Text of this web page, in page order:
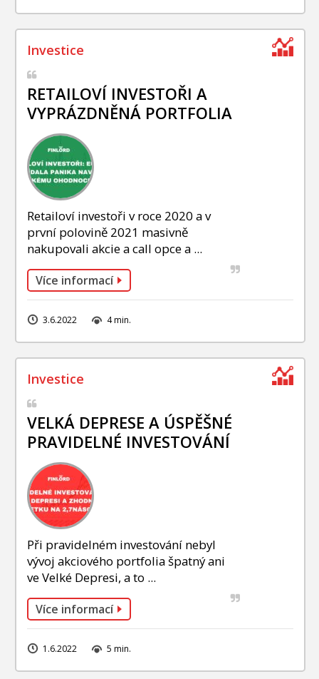
RETAILOVÍ INVESTOŘI A
VYPRÁZDNĚNÁ PORTFOLIA
Retailoví investoři v roce 2020 a v
první polovině 2021 masivně
nakupovali akcie a call opce a ...
Více informací
3.6.2022 4 min.
VELKÁ DEPRESE A ÚSPĚŠNÉ
PRAVIDELNÉ INVESTOVÁNÍ
Při pravidelném investování nebyl
vývoj akciového portfolia špatný ani
ve Velké Depresi, a to ...
Více informací
1.6.2022 5 min.